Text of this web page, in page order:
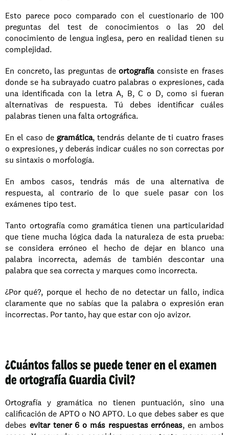
Esto parece poco comparado con el cuestionario de 100
preguntas del test de conocimientos o las 20 del
conocimiento de lengua inglesa, pero en realidad tienen su
complejidad.
En concreto, las preguntas de ortografía consiste en frases
donde se ha subrayado cuatro palabras o expresiones, cada
una identificada con la letra A, B, C o D, como si fueran
alternativas de respuesta. Tú debes identificar cuáles
palabras tienen una falta ortográfica.
En el caso de gramática, tendrás delante de ti cuatro frases
o expresiones, y deberás indicar cuáles no son correctas por
su sintaxis o morfología.
En ambos casos, tendrás más de una alternativa de
respuesta, al contrario de lo que suele pasar con los
exámenes tipo test.
Tanto ortografía como gramática tienen una particularidad
que tiene mucha lógica dada la naturaleza de esta prueba:
se considera erróneo el hecho de dejar en blanco una
palabra incorrecta, además de también descontar una
palabra que sea correcta y marques como incorrecta.
¿Por qué?, porque el hecho de no detectar un fallo, indica
claramente que no sabías que la palabra o expresión eran
incorrectas. Por tanto, hay que estar con ojo avizor.
¿Cuántos fallos se puede tener en el examen
de ortografía Guardia Civil?
Ortografía y gramática no tienen puntuación, sino una
calificación de APTO o NO APTO. Lo que debes saber es que
debes evitar tener 6 o más respuestas erróneas, en ambos